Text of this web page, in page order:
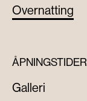
Overnatting
ÅPNINGSTIDER
Galleri